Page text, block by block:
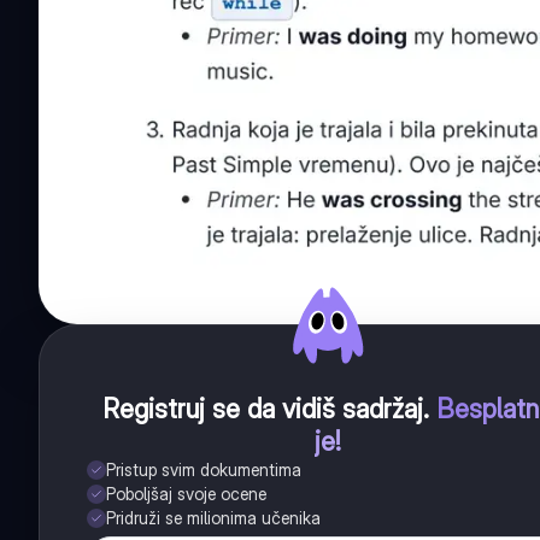
Registruj se da vidiš sadržaj.
je!
Pristup svim dokumentima
Poboljšaj svoje ocene
Pridruži se milionima učenika